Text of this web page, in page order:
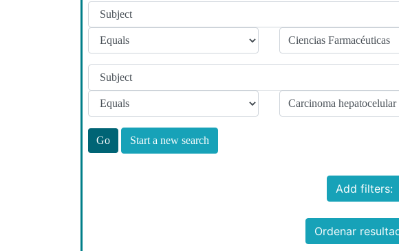
Start a new search
Add filters:
Ordenar